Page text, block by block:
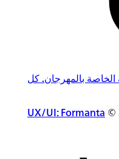
بالمهرجان. كل
UX/UI: Formanta